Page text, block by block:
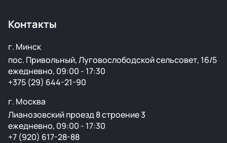
Контакты
г. Минск
пос. Привольный, Луговослободской сельсовет, 16/5
ежедневно, 09:00 - 17:30
+375 (29) 644-21-90
г. Москва
Лианозовский проезд 8 строение 3
ежедневно, 09:00 - 17:30
+7 (920) 617-28-88